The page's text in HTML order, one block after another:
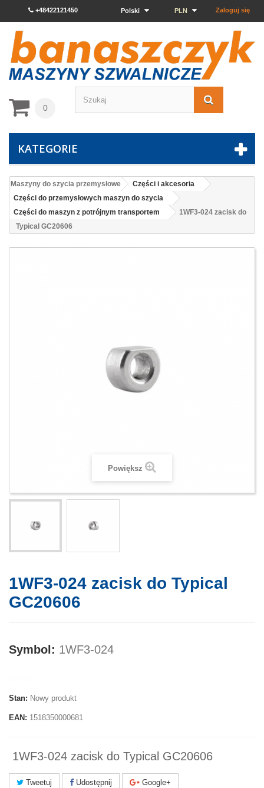
Zaloguj się
PLN
Polski
+48422121450
0
KATEGORIE
Maszyny do szycia przemysłowe
Części i akcesoria
Części do przemysłowych maszyn do szycia
Części do maszyn z potrójnym transportem
1WF3-024 zacisk do
Typical GC20606
Powiększ
1WF3-024 zacisk do Typical
GC20606
Symbol: 1WF3-024
Stan: Nowy produkt
EAN: 1518350000681
1WF3-024 zacisk do Typical GC20606
Tweetuj Udostępnij Google+